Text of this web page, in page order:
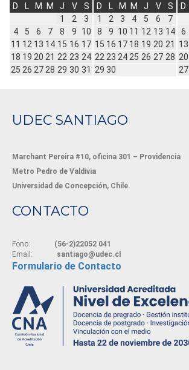
D L M M J V
S
1
2
3
4
5 6 7 8 9
10
11 12 13 14 15 16 17
18 19 20 21 22 23 24
25 26 27 28 29 30 31
D L M M J V
S
1
2 3 4 5 6
7
8
9 10 11 12 13 14
15 16 17 18 19 20 21
22 23 24 25 26 27 28
29 30
D
6
13
20
27
UDEC SANTIAGO
Marchant Pereira #10, oficina 301 – Providencia
Metro Pedro de Valdivia
Universidad de Concepción, Chile.
CONTACTO
Fono:
(56-2)22052 041
Email:
santiago@udec.cl
Formulario de Contacto